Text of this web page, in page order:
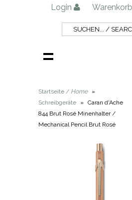
Login
Startseite / Home
»
Schreibgeräte
» Caran d'Ache
844 Brut Rosé Minenhalter /
Mechanical Pencil Brut Rosé